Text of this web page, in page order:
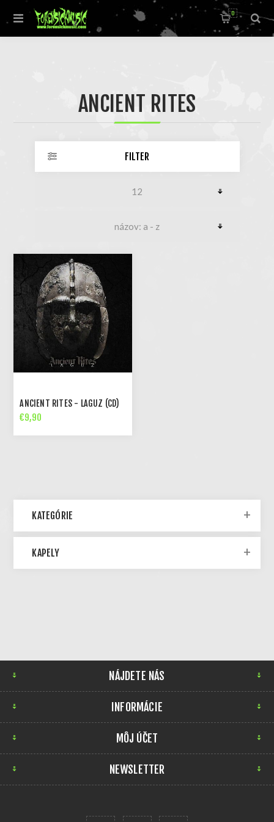
0
ANCIENT RITES
FILTER
ANCIENT RITES - LAGUZ (CD)
€9,90
KATEGÓRIE
KAPELY
NÁJDETE NÁS
INFORMÁCIE
MÔJ ÚČET
NEWSLETTER